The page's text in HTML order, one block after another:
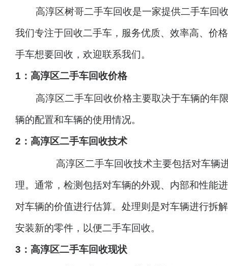
我们专注于回收二手车，服务优质、效率高、价
手车想要回收，欢迎联系我们。
1： 高淳区二手车回收价格
辆的配置和车辆的使用情况。
2：高淳区二手车回收技术
理。通常，检测包括对车辆的外观、内部和性能
对车辆的价值进行估算。处理则是对车辆进行拆
安装新的零件，以便二手车回收。
3： 高淳区二手车回收现状